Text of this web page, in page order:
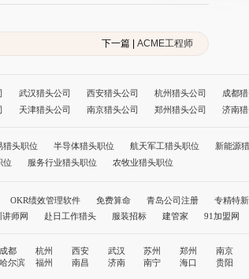
下一篇 |ACME工程师
武汉猎头公司 西安猎头公司 杭州猎头公司 成都
天津猎头公司 南京猎头公司 郑州猎头公司 济南
乌鲁木齐猎头公司 呼和浩特猎头公司 成都猎头公司
猎头职位 半导体猎头职位 航天军工猎头职位 新能源
位 服务行业猎头职位 农牧业猎头职位
OKR绩效管理软件 免费算命 青岛公司注册 专精特
讲师网 赴日工作猎头 服装招标 建管家 91加盟网
成都 杭州 西安 武汉 苏州 郑州 南京
哈尔滨 福州 南昌 济南 南宁 海口 贵阳